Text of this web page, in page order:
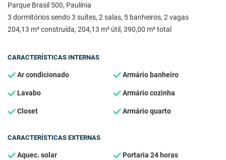
Parque Brasil 500, Paulínia
3 dormitórios sendo 3 suítes, 2 salas, 5 banheiros, 2 vagas
204,13 m² construída, 204,13 m² útil, 390,00 m² total
CARACTERÍSTICAS INTERNAS
Ar condicionado Armário banheiro
Lavabo Armário cozinha
Closet Armário quarto
CARACTERÍSTICAS EXTERNAS
Aquec. solar Portaria 24 horas